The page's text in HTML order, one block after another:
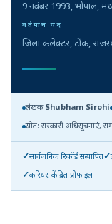
9 नवंबर 1993, भोपाल,
वर्तमान पद
जिला कलेक्टर, टोंक,
लेखक:Shubham Sirohi
स्रोत: सरकारी अधिसूचनाएं,
सार्वजनिक रिकॉर्ड सत्यापित
करियर-केंद्रित प्रोफाइल